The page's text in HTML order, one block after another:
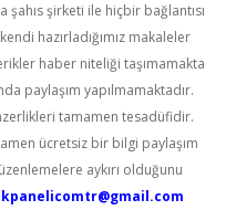
şirketi ile hiçbir bağlantısı
hazırladığımız makaleler
haber niteliği taşımamakta
paylaşım yapılmamaktadır.
tamamen tesadüfidir.
ücretsiz bir bilgi paylaşım
aykırı olduğunu